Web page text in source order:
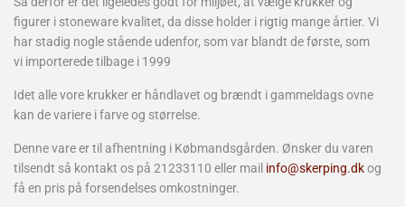
figurer i stoneware kvalitet, da disse holder i rigtig mange årtier. Vi
har stadig nogle stående udenfor, som var blandt de første, som
vi importerede tilbage i 1999
Idet alle vore krukker er håndlavet og brændt i gammeldags ovne
kan de variere i farve og størrelse.
Denne vare er til afhentning i Købmandsgården. Ønsker du varen
tilsendt så kontakt os på 21233110 eller mail info@skerping.dkog
få en pris på forsendelses omkostninger.